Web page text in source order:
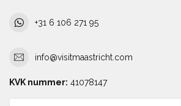
+31 6 106 271 95
info@visitmaastricht.com
KVK nummer: 41078147